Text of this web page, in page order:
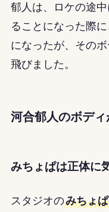
郁人は、ロケの途
ることになった際
になったが、その
飛びました。
河合郁人のボデ
みちょぱは正体に
スタジオのみちょ